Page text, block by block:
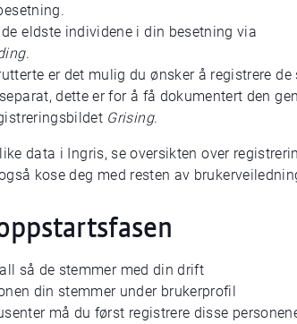
eldste individene i din besetning via
.
er det mulig du ønsker å registrere
dette er for å få dokumentert den
Grising.
data i Ingris, se oversikten over
kose deg med resten av
så de stemmer med din drift
din stemmer under brukerprofil
må du først registrere disse